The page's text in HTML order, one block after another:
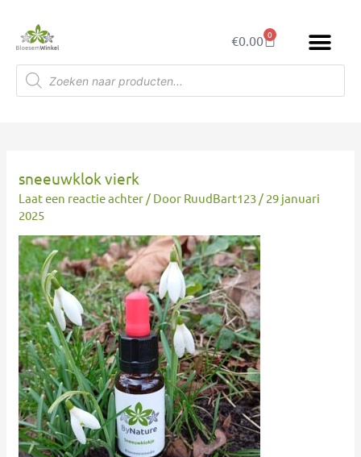
inhoud
€0.00 0
Winkelwagen
Producten
zoeken
sneeuwklok vierk
Laat een reactie achter / Door RuudBart123 / 29 januari
2025